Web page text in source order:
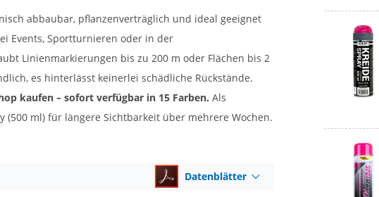
abbaubar, pflanzenverträglich und ideal geeignet
Events, Sportturnieren oder in der
Linienmarkierungen bis zu 200 m oder Flächen bis 2
es hinterlässt keinerlei schädliche Rückstände.
kaufen – sofort verfügbar in 15 Farben. Als
(500 ml) für längere Sichtbarkeit über mehrere Wochen.
Datenblätter